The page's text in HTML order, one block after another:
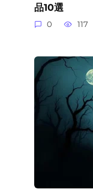
品10選
0 117